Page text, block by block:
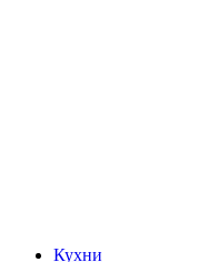
Кухни